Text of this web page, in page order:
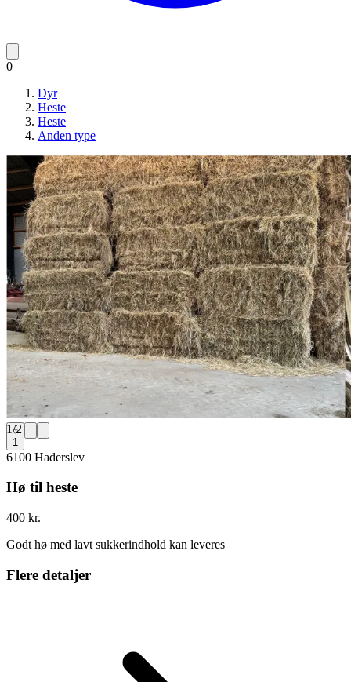
0
Dyr
Heste
Heste
Anden type
1/2
1
6100 Haderslev
Hø til heste
400 kr.
Godt hø med lavt sukkerindhold kan leveres
Flere detaljer